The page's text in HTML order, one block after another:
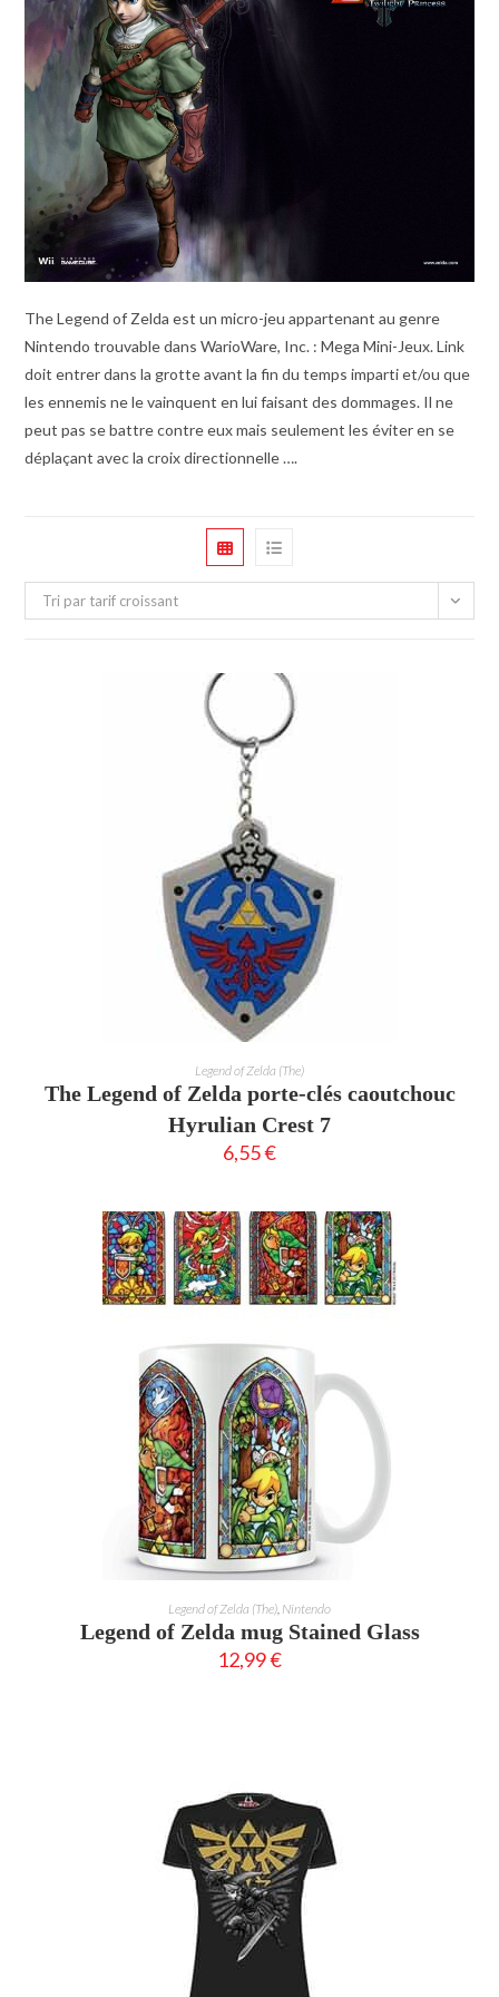
The Legend of Zelda est un micro-jeu appartenant au genre
Nintendo trouvable dans WarioWare, Inc. : Mega Mini-Jeux. Link
doit entrer dans la grotte avant la fin du temps imparti et/ou que
les ennemis ne le vainquent en lui faisant des dommages. Il ne
peut pas se battre contre eux mais seulement les éviter en se
déplaçant avec la croix directionnelle ….
Tri par tarif croissant
AJOUTER AU PANIER
Legend of Zelda (The)
The Legend of Zelda porte-clés caoutchouc
Hyrulian Crest 7
6,55€
AJOUTER AU PANIER
Legend of Zelda (The), Nintendo
Legend of Zelda mug Stained Glass
12,99€